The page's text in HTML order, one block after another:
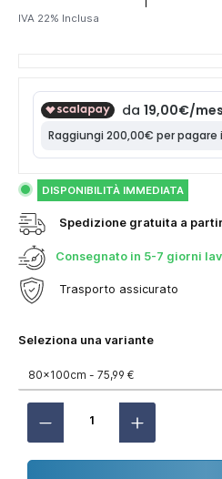
IVA 22% Inclusa
DISPONIBILITÀ IMMEDIATA
Spedizione gratuita a
Consegnato in 5-7 giorni
Trasporto assicurato
Seleziona una variante